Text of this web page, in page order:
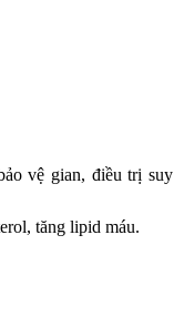
vệ gian, điều trị suy
tăng lipid máu.
355